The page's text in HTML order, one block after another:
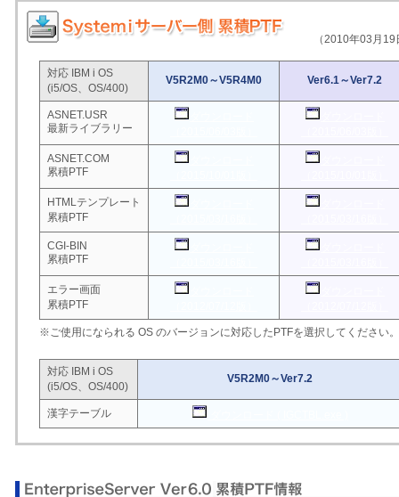
（2010年03月
対応 IBM i OS
(i5/OS、OS/400)
V5R2M0～V5R4M0 Ver6.1～Ver7.2
ASNET.USR
最新ライブラリー
ASNET.COM
累積PTF
HTMLテンプレート
累積PTF
CGI-BIN
累積PTF
エラー画面
累積PTF
※ご使用になられる OS のバージョンに対応したPTFを選択してください。
対応 IBM i OS
(i5/OS、OS/400)
V5R2M0～Ver7.2
漢字テーブル